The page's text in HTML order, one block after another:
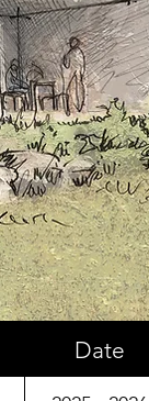
Date